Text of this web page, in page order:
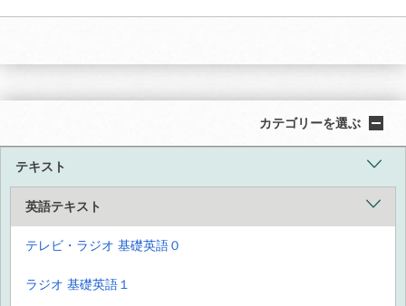
カテゴリーを選ぶ
テキスト
英語テキスト
テレビ・ラジオ 基礎英語０
ラジオ 基礎英語１